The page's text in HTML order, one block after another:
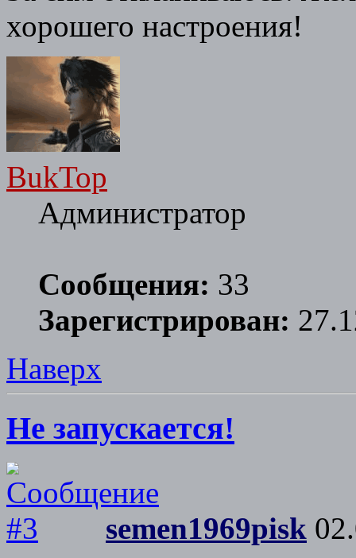
хорошего настроения!
BukTop
Администратор
Сообщения: 33
Зарегистрирован:
Наверх
Не запускается!
semen1969pisk